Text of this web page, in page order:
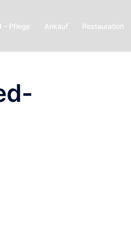
– Pflege Ankauf Restauration